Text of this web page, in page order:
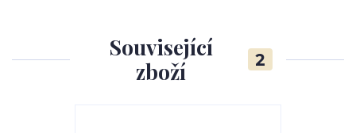
Související
zboží
2